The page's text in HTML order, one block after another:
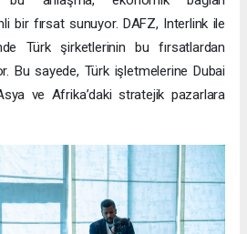
bir fırsat sunuyor. DAFZ, Interlink ile
Türk şirketlerinin bu fırsatlardan
Bu sayede, Türk işletmelerine Dubai
ve Afrika’daki stratejik pazarlara